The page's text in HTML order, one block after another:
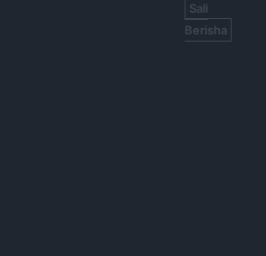
Sali
Berisha